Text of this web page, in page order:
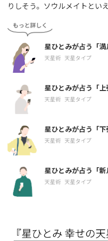
りしそう。ソウルメイトとい
星ひとみが占う「
天星術 天星タイプ
星ひとみが占う「
天星術 天星タイプ
星ひとみが占う「
天星術 天星タイプ
星ひとみが占う「
天星術 天星タイプ